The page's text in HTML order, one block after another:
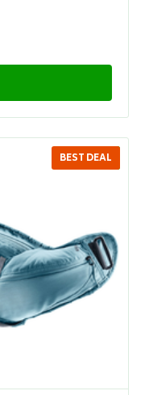
SALE
BEST DEAL